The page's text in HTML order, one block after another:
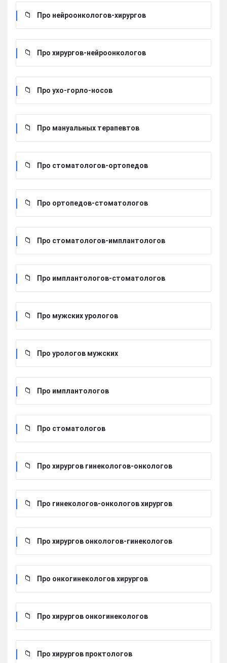
Про нейроонкологов-хирургов
Про хирургов-нейроонкологов
Про ухо-горло-носов
Про мануальных терапевтов
Про стоматологов-ортопедов
Про ортопедов-стоматологов
Про стоматологов-имплантологов
Про имплантологов-стоматологов
Про мужских урологов
Про урологов мужских
Про имплантологов
Про стоматологов
Про хирургов гинекологов-онкологов
Про гинекологов-онкологов хирургов
Про хирургов онкологов-гинекологов
Про онкогинекологов хирургов
Про хирургов онкогинекологов
Про хирургов проктологов